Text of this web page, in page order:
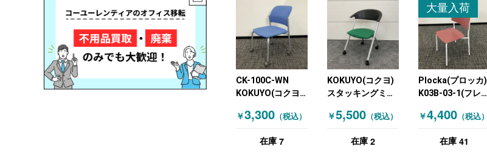
CK-100C-WN
KOKUYO(コクヨ)
ティングチェア ブ
￥3,300 （税込）
在庫 7
KOKUYO(コクヨ)
スタッキングミー
リーン ブラック
￥5,500（税込）
在庫 2
大量入荷
Plocka(プロッカ)
K03B-03-1(フレー
ヨ) スタッキング
ア レッド
￥4,400（税込）
在庫 41